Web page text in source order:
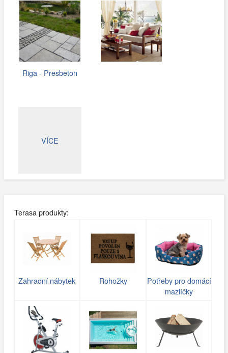
Riga - Presbeton
VÍCE
Terasa produkty:
Zahradní nábytek Rohožky
Potřeby pro domácí
mazlíčky